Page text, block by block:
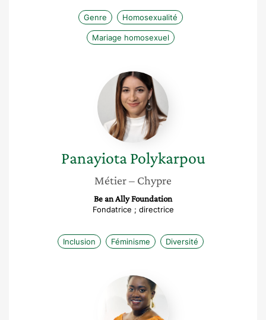
Genre Homosexualité
Mariage homosexuel
Panayiota
Polykarpou
Panayiota Polykarpou
Métier– Chypre
Be an Ally Foundation
Fondatrice ; directrice
Inclusion Féminisme Diversité
Mame
Binetou
Ndour